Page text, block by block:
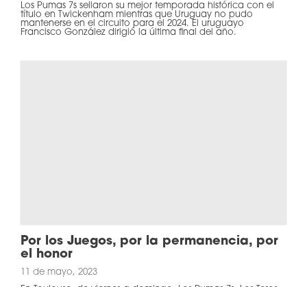
Los Pumas 7s sellaron su mejor temporada histórica con el
título en Twickenham mientras que Uruguay no pudo
mantenerse en el circuito para el 2024. El uruguayo
Francisco González dirigió la última final del año.
Por los Juegos, por la permanencia, por
el honor
11 de mayo, 2023